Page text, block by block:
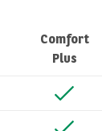
Comfort
Plus